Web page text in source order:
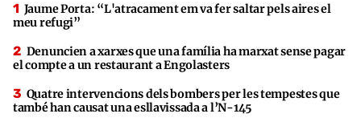
Jaume Porta: “L'atracament em va fer saltar pels aires el
meu refugi”
Denuncien a xarxes que una família ha marxat sense pagar
el compte a un restaurant a Engolasters
Quatre intervencions dels bombers per les tempestes que
també han causat una esllavissada a l’N-145